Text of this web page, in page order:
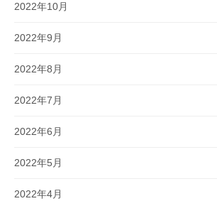
2022年10月
2022年9月
2022年8月
2022年7月
2022年6月
2022年5月
2022年4月